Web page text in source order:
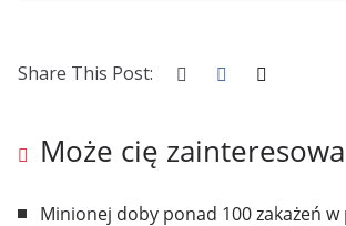
Share This Post:
Może cię
Minionej doby ponad 100 zakażeń w